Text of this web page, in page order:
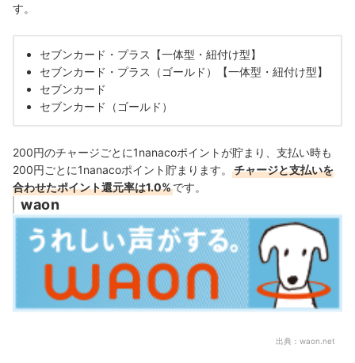
す。
セブンカード・プラス【一体型・紐付け型】
セブンカード・プラス（ゴールド）【一体型・紐付け型】
セブンカード
セブンカード（ゴールド）
200円のチャージごとに1nanacoポイントが貯まり、支払い時も
200円ごとに1nanacoポイント貯まります。
チャージと支払いを
合わせたポイント還元率は1.0%です。
waon
出典： waon.net